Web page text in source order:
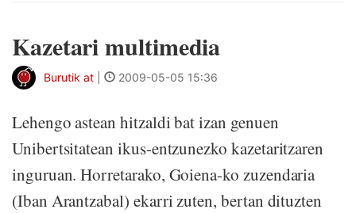
Kazetari multimedia
Burutik at 2009-05-05 15:36
Lehengo astean hitzaldi bat izan genuen
Unibertsitatean ikus-entzunezko kazetaritzaren
inguruan. Horretarako, Goiena-ko zuzendaria
(Iban Arantzabal) ekarri zuten, bertan dituzten